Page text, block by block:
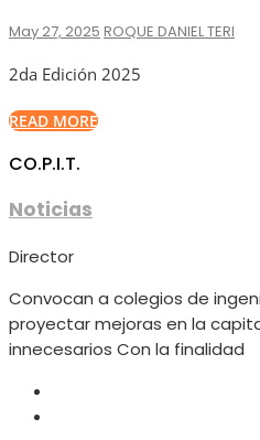
May 27, 2025 ROQUE DANIEL TERI
2da Edición 2025
READ MORE
CO.P.I.T.
Noticias
Director
Convocan a colegios de
proyectar mejoras en la
innecesarios Con la finalidad